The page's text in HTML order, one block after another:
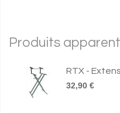
Produits
RTX -
32,90 €